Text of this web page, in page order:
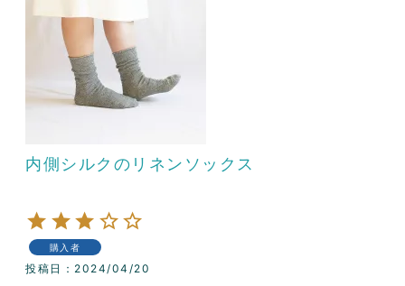
内側シルクのリネンソックス
購入者
投稿日 2024/04/20